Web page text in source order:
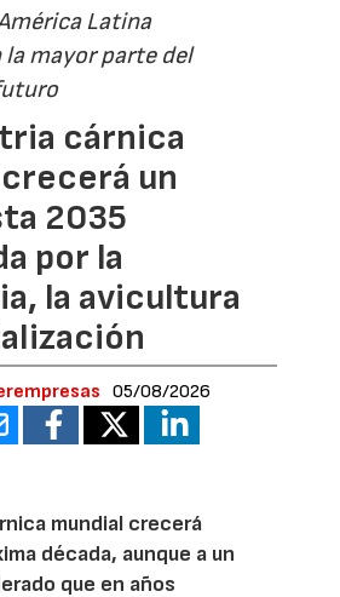
Latina
mayor parte del
cárnica
un
2035
por la
la avicultura
05/08/2026
mundial crecerá
década, aunque a un
que en años